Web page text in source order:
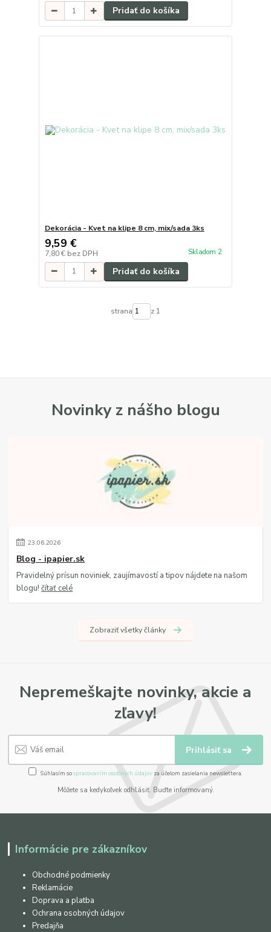
Pridať do košíka
Dekorácia - Kvet na klipe 8 cm, mix/sada 3ks
9,59 €
7,80 € bez DPH Skladom 2
Pridať do košíka
strana z 1
Novinky z nášho blogu
23.06.2026
Blog - ipapier.sk
Pravidelný prísun noviniek, zaujímavostí a tipov nájdete na našom
blogu!čítať celé
Zobraziť všetky články
Nepremeškajte novinky, akcie a
zľavy!
Prihlásiť sa
Súhlasím sospracovaním osobných údajov za účelom zasielania newslettera.
Môžete sa kedykoľvek odhlásiť. Buďte informovaný.
Informácie pre zákazníkov
Obchodné podmienky
Reklamácie
Doprava a platba
Ochrana osobných údajov
Predajňa